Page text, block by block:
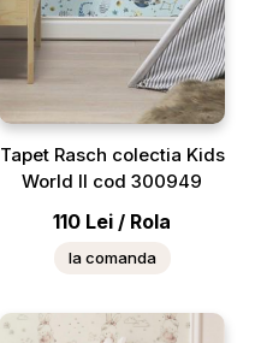
Tapet Rasch colectia Kids
World II cod 300949
110 Lei / Rola
la comanda